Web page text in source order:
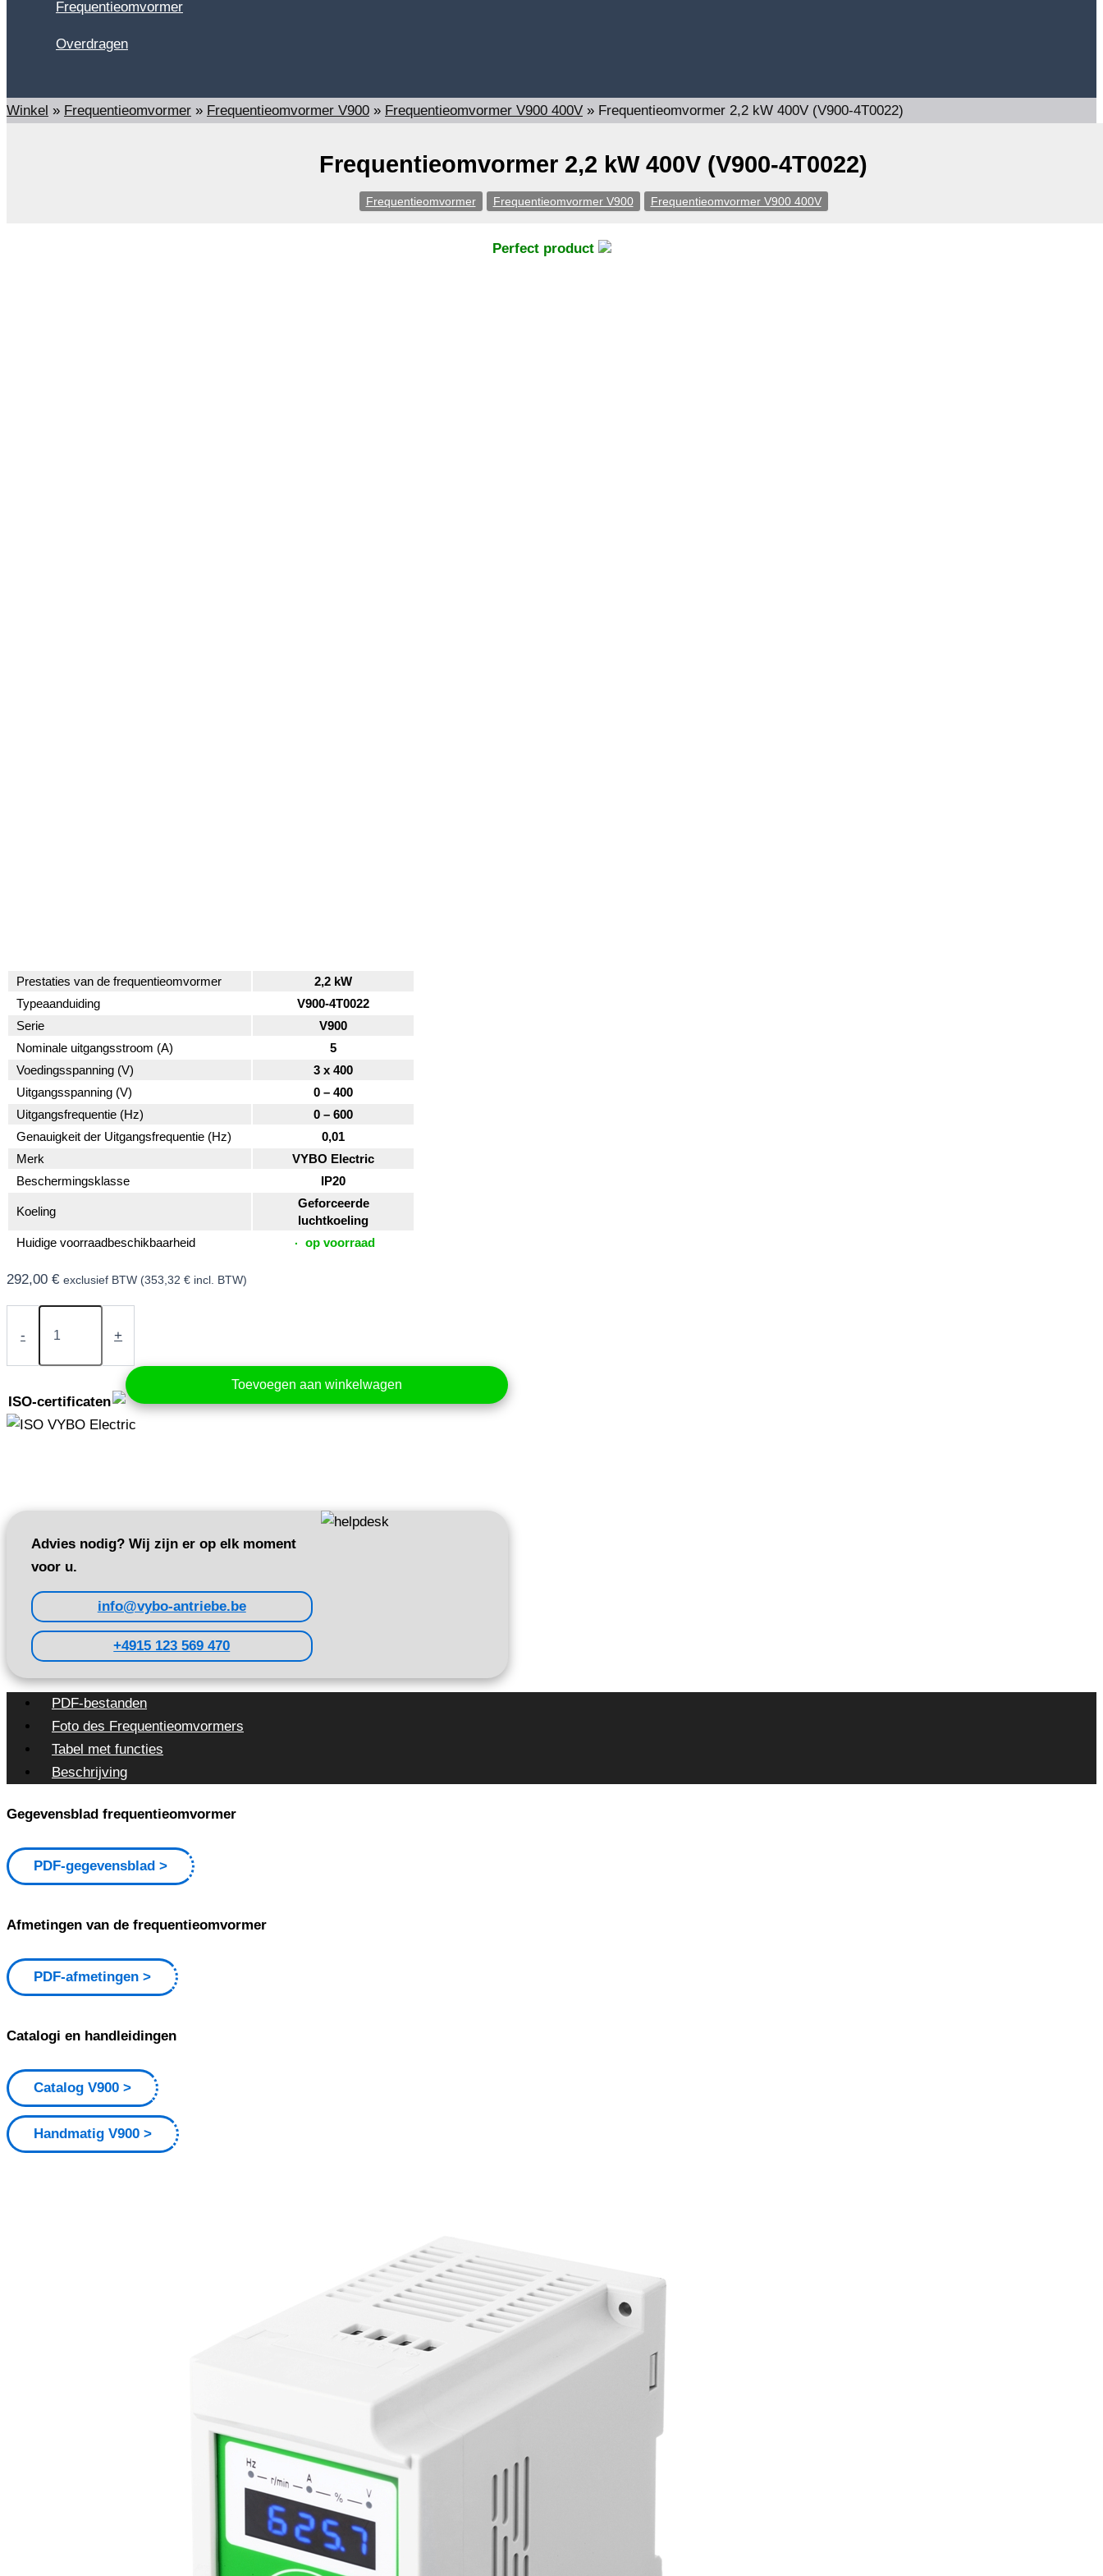
Frequentieomvormer
Overdragen
Winkel » Frequentieomvormer » Frequentieomvormer V900 » Frequentieomvormer V900 400V » Frequentieomvormer 2,2 kW 400V (V900-4T0022)
Frequentieomvormer 2,2 kW 400V (V900-4T0022)
Frequentieomvormer Frequentieomvormer V900 Frequentieomvormer V900 400V
Perfect product
Prestaties van de frequentieomvormer
2,2 kW
Typeaanduiding
V900-4T0022
Serie
V900
Nominale uitgangsstroom (A)
5
Voedingsspanning (V)
3 x 400
Uitgangsspanning (V)
0 – 400
Uitgangsfrequentie (Hz)
0 – 600
Genauigkeit der Uitgangsfrequentie (Hz)
0,01
Merk
VYBO Electric
Beschermingsklasse
IP20
Koeling
Geforceerde
luchtkoeling
Huidige voorraadbeschikbaarheid
op voorraad
292,00 € exclusief BTW (353,32 € incl. BTW)
-
Frequentieomvormer
kW
400V
4T0022)
aantal
+
Toevoegen aan winkelwagen
ISO-certificaten
Advies nodig? Wij zijn er op elk moment
voor u.
info@vybo-antriebe.be
+4915 123 569 470
PDF-bestanden
Foto des Frequentieomvormers
Tabel met functies
Beschrijving
Gegevensblad frequentieomvormer
PDF-gegevensblad
Afmetingen van de frequentieomvormer
PDF-afmetingen
Catalogi en handleidingen
Catalog V900
Handmatig V900